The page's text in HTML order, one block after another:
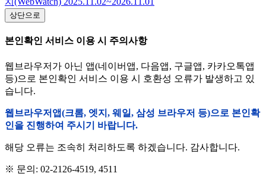
상단으로
본인확인 서비스 이용 시 주의사항
웹브라우저가 아닌 앱(네이버앱, 다음앱, 구글앱, 카카오톡앱
등)으로 본인확인 서비스 이용 시 호환성 오류가 발생하고 있
습니다.
웹브라우저앱(크롬, 엣지, 웨일, 삼성 브라우저 등)으로 본인확
인을 진행하여 주시기 바랍니다.
해당 오류는 조속히 처리하도록 하겠습니다. 감사합니다.
※ 문의: 02-2126-4519, 4511